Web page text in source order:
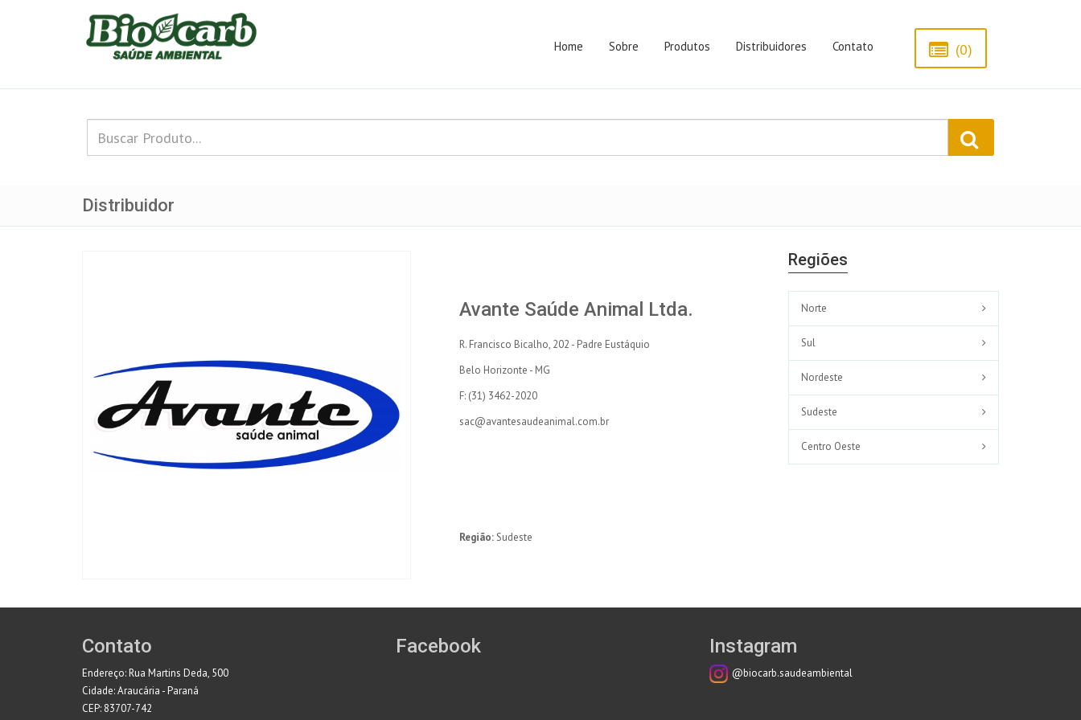
(0)
Home Sobre Produtos Distribuidores Contato
Distribuidor
Avante Saúde Animal Ltda.
R. Francisco Bicalho, 202 - Padre Eustáquio
Belo Horizonte - MG
F: (31) 3462-2020
sac@avantesaudeanimal.com.br
Região:Sudeste
Regiões
Norte
Sul
Nordeste
Sudeste
Centro Oeste
Contato
Endereço: Rua Martins Deda, 500
Cidade: Araucária - Paraná
CEP: 83707-742
Facebook Instagram
@biocarb.saudeambiental